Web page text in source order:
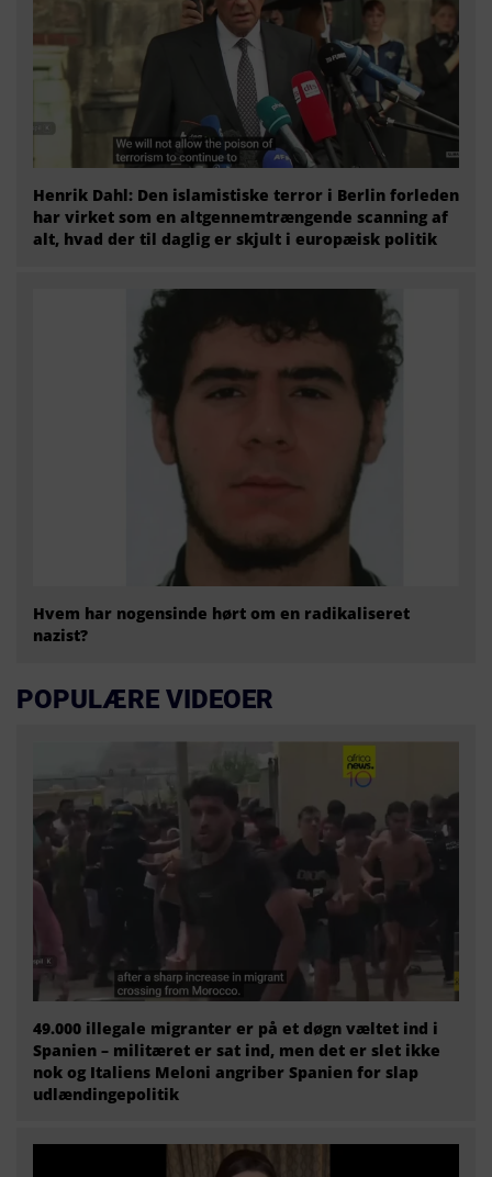
Henrik Dahl: Den islamistiske terror i Berlin forleden
har virket som en altgennemtrængende scanning af
alt, hvad der til daglig er skjult i europæisk politik
Hvem har nogensinde hørt om en radikaliseret
nazist?
POPULÆRE VIDEOER
49.000 illegale migranter er på et døgn væltet ind i
Spanien – militæret er sat ind, men det er slet ikke
nok og Italiens Meloni angriber Spanien for slap
udlændingepolitik